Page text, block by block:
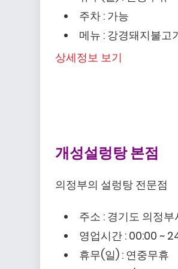
주차 : 가능
메뉴 : 강경돼지불
상세정보 보기
개성설렁탕 본점
의정부의 설렁탕 전문점
주소 : 경기도 의정부
영업시간 : 00:00 ~
휴무(일) : 연중무휴